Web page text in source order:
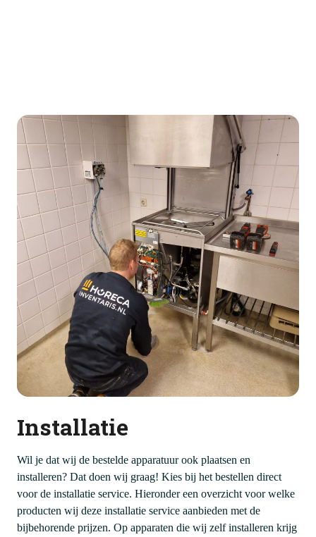
Installatie
Wil je dat wij de bestelde apparatuur ook plaatsen en
installeren? Dat doen wij graag! Kies bij het bestellen direct
voor de installatie service. Hieronder een overzicht voor welke
producten wij deze installatie service aanbieden met de
bijbehorende prijzen. Op apparaten die wij zelf installeren krijg